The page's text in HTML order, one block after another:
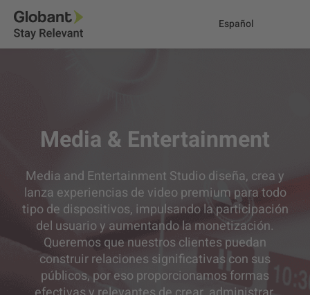
Español
Media & Entertainment
Media and Entertainment Studio diseña, crea y
lanza experiencias de video premium para todo
tipo de dispositivos, impulsando la participación
del usuario y aumentando la monetización.
Queremos que nuestros clientes puedan
construir relaciones significativas con sus
públicos, por eso proporcionamos formas